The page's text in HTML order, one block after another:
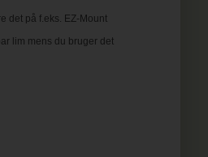
det på f.eks. EZ-Mount
lim mens du bruger det